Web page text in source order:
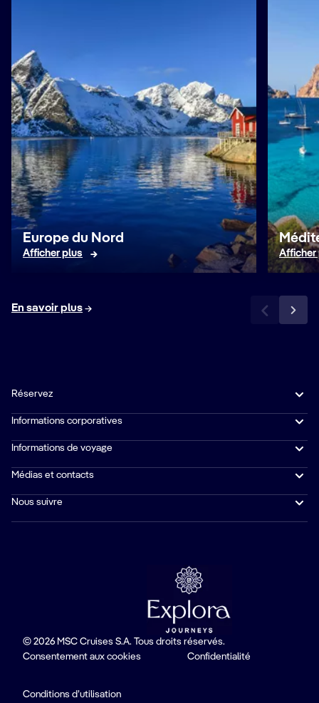
Europe du Nord
Afficher plus Afficher
En savoir plus
Réservez
Informations corporatives
Informations de voyage
Médias et contacts
Nous suivre
© 2026 MSC Cruises S.A. Tous droits réservés.
Consentement aux cookies
Confidentialité
Conditions d’utilisation